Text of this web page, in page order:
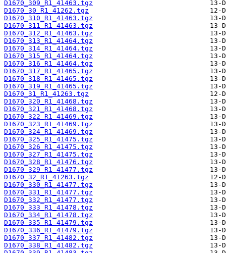
D1670_309_R1_41463.tgz
D1670_30_R1_41262.tgz
D1670_310_R1_41463.tgz
D1670_311_R1_41463.tgz
D1670_312_R1_41463.tgz
D1670_313_R1_41464.tgz
D1670_314_R1_41464.tgz
D1670_315_R1_41464.tgz
D1670_316_R1_41464.tgz
D1670_317_R1_41465.tgz
D1670_318_R1_41465.tgz
D1670_319_R1_41465.tgz
D1670_31_R1_41263.tgz
D1670_320_R1_41468.tgz
D1670_321_R1_41468.tgz
D1670_322_R1_41469.tgz
D1670_323_R1_41469.tgz
D1670_324_R1_41469.tgz
D1670_325_R1_41475.tgz
D1670_326_R1_41475.tgz
D1670_327_R1_41475.tgz
D1670_328_R1_41476.tgz
D1670_329_R1_41477.tgz
D1670_32_R1_41263.tgz
D1670_330_R1_41477.tgz
D1670_331_R1_41477.tgz
D1670_332_R1_41477.tgz
D1670_333_R1_41478.tgz
D1670_334_R1_41478.tgz
D1670_335_R1_41479.tgz
D1670_336_R1_41479.tgz
D1670_337_R1_41482.tgz
D1670_338_R1_41482.tgz